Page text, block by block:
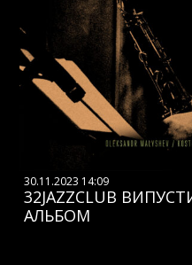
30.11.2023 14:09
32JAZZCLUB
АЛЬБОМ